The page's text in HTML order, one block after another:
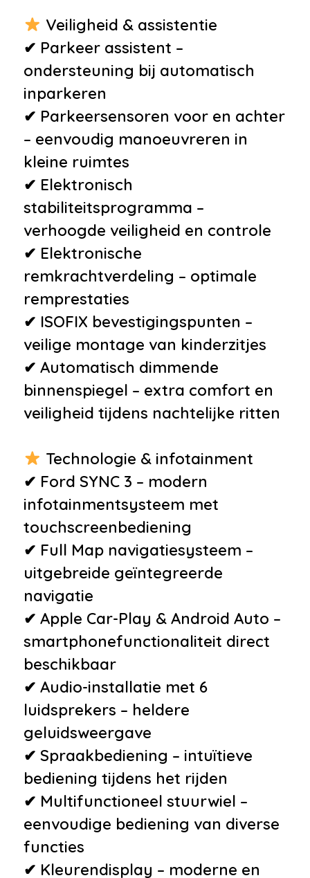
verwarmbaar
•Zomerbanden
Veiligheid & assistentie
✔ Parkeer assistent –
ondersteuning bij automatisch
inparkeren
✔ Parkeersensoren voor en achter
– eenvoudig manoeuvreren in
kleine ruimtes
✔ Elektronisch
stabiliteitsprogramma –
verhoogde veiligheid en controle
✔ Elektronische
remkrachtverdeling – optimale
remprestaties
✔ ISOFIX bevestigingspunten –
veilige montage van kinderzitjes
✔ Automatisch dimmende
binnenspiegel – extra comfort en
veiligheid tijdens nachtelijke ritten
Technologie & infotainment
✔ Ford SYNC 3 – modern
infotainmentsysteem met
touchscreenbediening
✔ Full Map navigatiesysteem –
uitgebreide geïntegreerde
navigatie
✔ Apple Car-Play & Android Auto –
smartphonefunctionaliteit direct
beschikbaar
✔ Audio-installatie met 6
luidsprekers – heldere
geluidsweergave
✔ Spraakbediening – intuïtieve
bediening tijdens het rijden
✔ Multifunctioneel stuurwiel –
eenvoudige bediening van diverse
functies
✔ Kleurendisplay – moderne en